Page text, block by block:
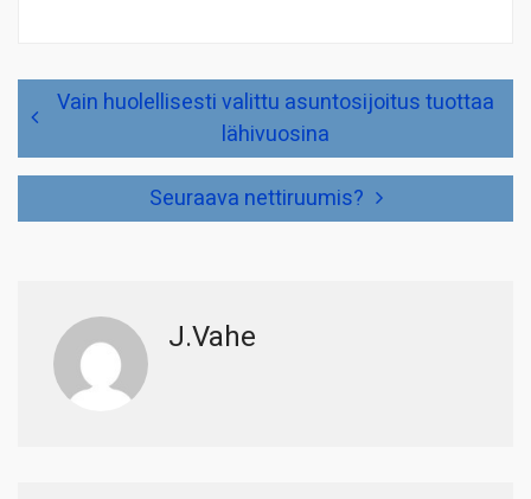
Artikkelien
selausVain huolellisesti valittu asuntosijoitus tuottaa
lähivuosina
Seuraava nettiruumis?
J.Vahe